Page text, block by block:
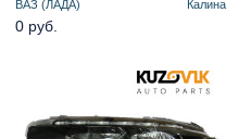
ВАЗ (ЛАДА) Калина
0 руб.